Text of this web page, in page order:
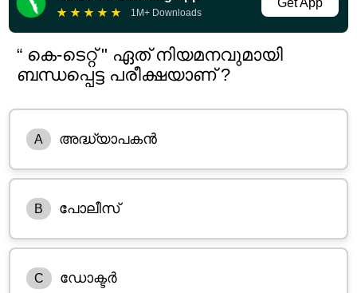
★ ★ ★ ★ ★ 1M+ Downloads
“ കെ-ടെറ്റ് " ഏത് നിയമനവുമായി
ബന്ധപ്പെട്ട പരീക്ഷയാണ് ?
A അദ്ധ്യാപകൻ
B പോലീസ്
C ഡോക്ടർ